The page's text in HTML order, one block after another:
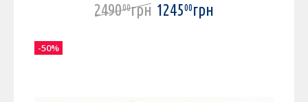
249000грн 124500грн
-50%